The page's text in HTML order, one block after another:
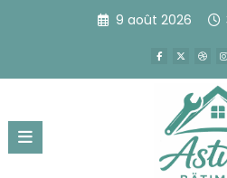
9 août 2026